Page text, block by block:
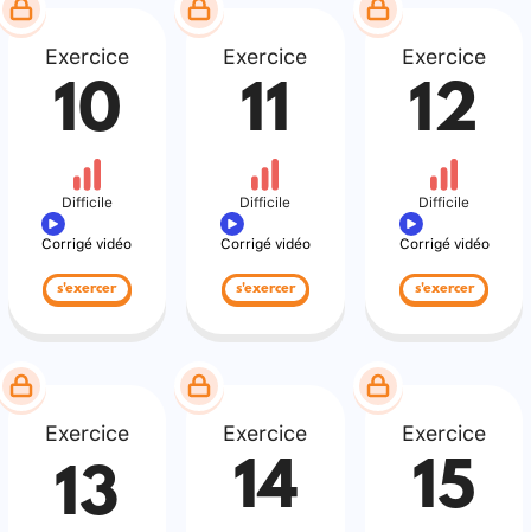
Exercice
10
Difficile
Corrigé vidéo
s'exercer
Exercice
11
Difficile
Corrigé vidéo
s'exercer
Exercice
12
Difficile
Corrigé vidéo
s'exercer
Exercice
13
Exercice
14
Exercice
15